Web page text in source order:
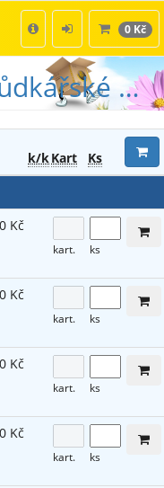
0 Kč
výrobky
k/kKart
Ks
Kč
kart. ks
Kč
kart. ks
Kč
kart. ks
Kč
kart. ks